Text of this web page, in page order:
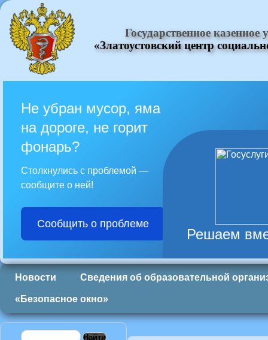
Государственное
«Златоустовский центр
Новости Сведения об образовательной
«Безопасное окно»